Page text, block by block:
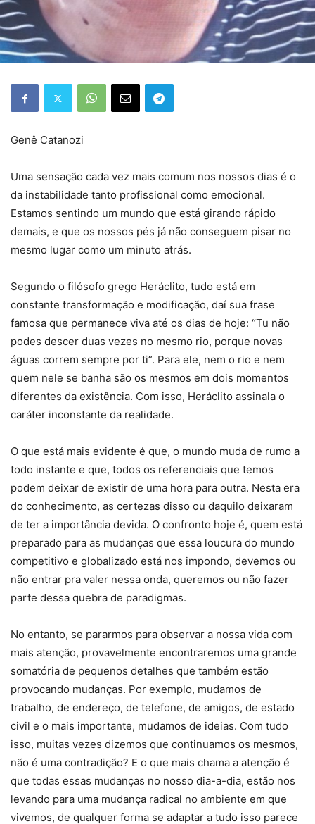
Genê Catanozi
Uma sensação cada vez mais comum nos nossos dias é o
da instabilidade tanto profissional como emocional.
Estamos sentindo um mundo que está girando rápido
demais, e que os nossos pés já não conseguem pisar no
mesmo lugar como um minuto atrás.
Segundo o filósofo grego Heráclito, tudo está em
constante transformação e modificação, daí sua frase
famosa que permanece viva até os dias de hoje: “Tu não
podes descer duas vezes no mesmo rio, porque novas
águas correm sempre por ti”. Para ele, nem o rio e nem
quem nele se banha são os mesmos em dois momentos
diferentes da existência. Com isso, Heráclito assinala o
caráter inconstante da realidade.
O que está mais evidente é que, o mundo muda de rumo a
todo instante e que, todos os referenciais que temos
podem deixar de existir de uma hora para outra. Nesta era
do conhecimento, as certezas disso ou daquilo deixaram
de ter a importância devida. O confronto hoje é, quem está
preparado para as mudanças que essa loucura do mundo
competitivo e globalizado está nos impondo, devemos ou
não entrar pra valer nessa onda, queremos ou não fazer
parte dessa quebra de paradigmas.
No entanto, se pararmos para observar a nossa vida com
mais atenção, provavelmente encontraremos uma grande
somatória de pequenos detalhes que também estão
provocando mudanças. Por exemplo, mudamos de
trabalho, de endereço, de telefone, de amigos, de estado
civil e o mais importante, mudamos de ideias. Com tudo
isso, muitas vezes dizemos que continuamos os mesmos,
não é uma contradição? E o que mais chama a atenção é
que todas essas mudanças no nosso dia-a-dia, estão nos
levando para uma mudança radical no ambiente em que
vivemos, de qualquer forma se adaptar a tudo isso parece